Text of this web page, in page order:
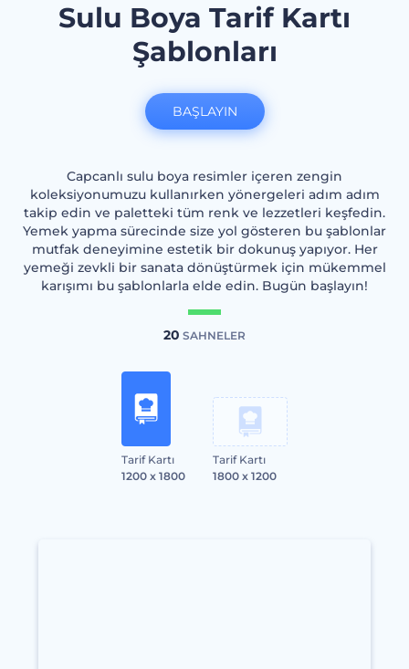
Sulu Boya Tarif Kartı
Şablonları
Capcanlı sulu boya resimler içeren zengin
koleksiyonumuzu kullanırken yönergeleri adım adım
takip edin ve paletteki tüm renk ve lezzetleri keşfedin.
Yemek yapma sürecinde size yol gösteren bu şablonlar
mutfak deneyimine estetik bir dokunuş yapıyor. Her
yemeği zevkli bir sanata dönüştürmek için mükemmel
karışımı bu şablonlarla elde edin. Bugün başlayın!
20 SAHNELER
Tarif Kartı
1200 x 1800
Tarif Kartı
1800 x 1200
BAŞLAYIN